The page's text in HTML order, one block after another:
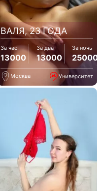
ВАЛЯ, 23 ГОДА
За час
13000
За два
13000
За ночь
25000
Москва Университет